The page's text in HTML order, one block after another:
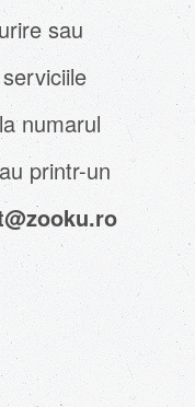
sau
numarul
printr-un